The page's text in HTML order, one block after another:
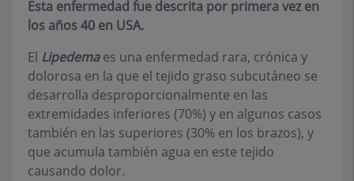
Esta enfermedad fue descrita por primera vez en
los años 40 en USA.
El Lipedemaes una enfermedad rara, crónica y
dolorosa en la que el tejido graso subcutáneo se
desarrolla desproporcionalmente en las
extremidades inferiores (70%) y en algunos casos
también en las superiores (30% en los brazos), y
que acumula también agua en este tejido
causando dolor.